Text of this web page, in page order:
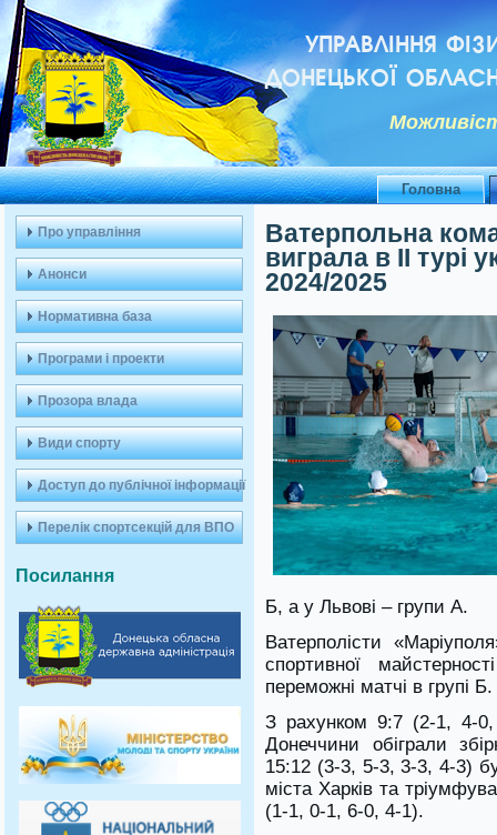
УПРАВЛІННЯ
ДОНЕЦЬКОЇ
Головна
Про управління
Анонси
Нормативна база
Програми і проекти
Прозора влада
Види спорту
Доступ до публічної інформації
Перелік спортсекцій для ВПО
Посилання
Ватерпольна
виграла в II турі
2024/2025
Б, а у Львові – групи А.
Ватерполісти
спортивної
переможні матчі в групі Б.
З рахунком 9:7 (2-1, 4-
Донеччини обіграли
15:12 (3-3, 5-3, 3-3, 4-3)
міста Харків та
(1-1, 0-1, 6-0, 4-1).